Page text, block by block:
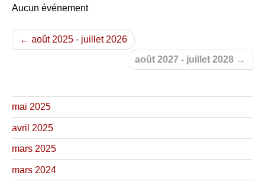
Aucun événement
← août 2025 - juillet 2026
août 2027 - juillet 2028 →
mai 2025
avril 2025
mars 2025
mars 2024